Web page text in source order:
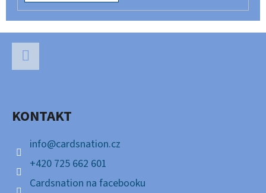
KONTAKT
info@cardsnation.cz
+420 725 662 601
Cardsnation na facebooku